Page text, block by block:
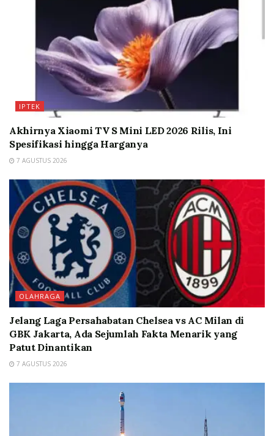
IPTEK
Akhirnya Xiaomi TV S Mini LED 2026 Rilis, Ini
Spesifikasi hingga Harganya
7 AGUSTUS 2026
OLAHRAGA
Jelang Laga Persahabatan Chelsea vs AC Milan di
GBK Jakarta, Ada Sejumlah Fakta Menarik yang
Patut Dinantikan
7 AGUSTUS 2026